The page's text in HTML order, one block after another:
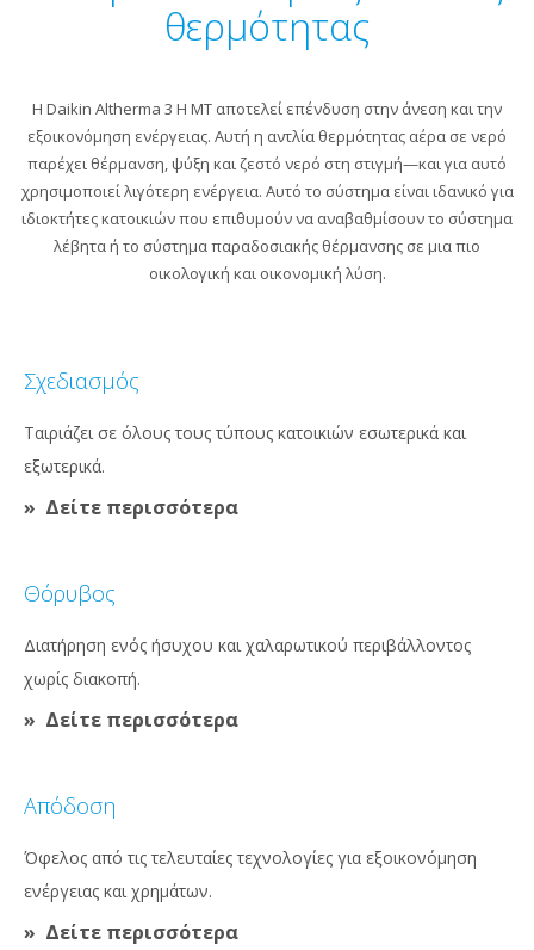
θερμότητας
Η Daikin Altherma 3 H MT αποτελεί επένδυση στην άνεση και την
εξοικονόμηση ενέργειας. Αυτή η αντλία θερμότητας αέρα σε νερό
παρέχει θέρμανση, ψύξη και ζεστό νερό στη στιγμή—και για αυτό
χρησιμοποιεί λιγότερη ενέργεια. Αυτό το σύστημα είναι ιδανικό για
ιδιοκτήτες κατοικιών που επιθυμούν να αναβαθμίσουν το σύστημα
λέβητα ή το σύστημα παραδοσιακής θέρμανσης σε μια πιο
οικολογική και οικονομική λύση.
Σχεδιασμός
Ταιριάζει σε όλους τους τύπους κατοικιών εσωτερικά και
εξωτερικά.
Δείτε περισσότερα
Θόρυβος
Διατήρηση ενός ήσυχου και χαλαρωτικού περιβάλλοντος
χωρίς διακοπή.
Δείτε περισσότερα
Απόδοση
Όφελος από τις τελευταίες τεχνολογίες για εξοικονόμηση
ενέργειας και χρημάτων.
Δείτε περισσότερα